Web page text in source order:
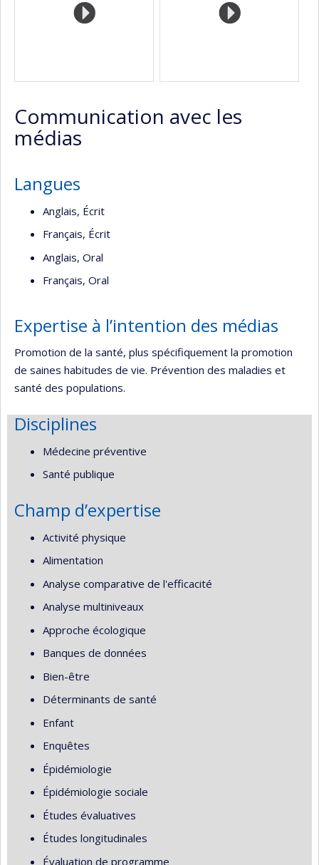
recherche
Communication avec les
médias
Langues
Anglais, Écrit
Français, Écrit
Anglais, Oral
Français, Oral
Expertise à l’intention des médias
Promotion de la santé, plus spécifiquement la promotion
de saines habitudes de vie. Prévention des maladies et
santé des populations.
Disciplines
Médecine préventive
Santé publique
Champ d’expertise
Activité physique
Alimentation
Analyse comparative de l'efficacité
Analyse multiniveaux
Approche écologique
Banques de données
Bien-être
Déterminants de santé
Enfant
Enquêtes
Épidémiologie
Épidémiologie sociale
Études évaluatives
Études longitudinales
Évaluation de programme